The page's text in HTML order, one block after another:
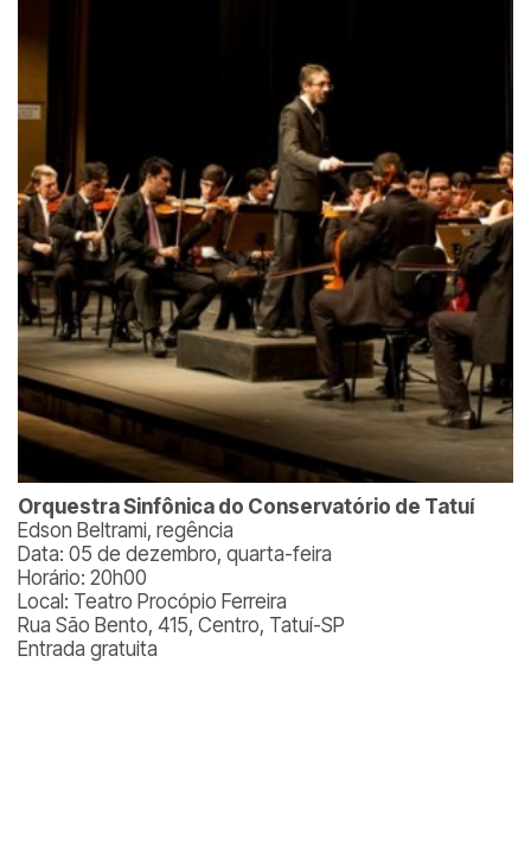
Orquestra Sinfônica do Conservatório de Tatuí
Edson Beltrami, regência
Data: 05 de dezembro, quarta-feira
Horário: 20h00
Local: Teatro Procópio Ferreira
Rua São Bento, 415, Centro, Tatuí-SP
Entrada gratuita